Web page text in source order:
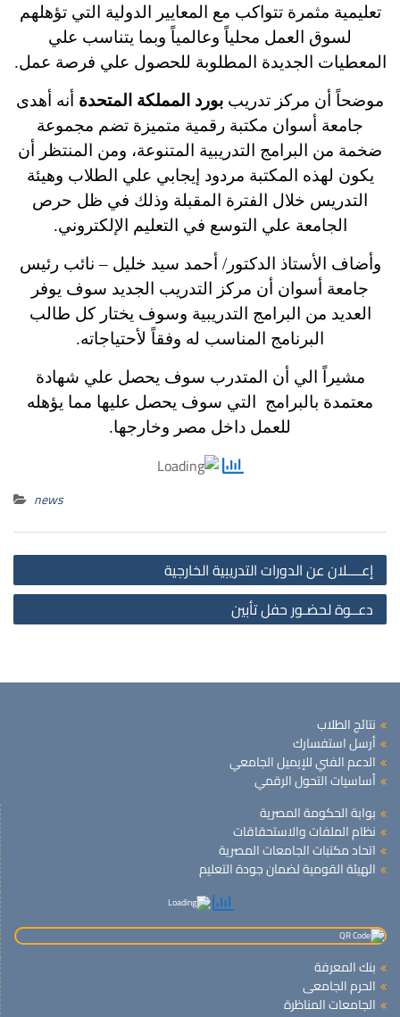
تعليمية مثمرة تتواكب مع المعايير الدولية التي تؤهلهم
لسوق العمل محلياً وعالمياً وبما يتناسب علي
المعطيات الجديدة المطلوبة للحصول علي فرصة عمل.
موضحاً أن مركز تدريب بورد المملكة المتحدة أنه أهدى
جامعة أسوان مكتبة رقمية متميزة تضم مجموعة
ضخمة من البرامج التدريبية المتنوعة، ومن المنتظر أن
يكون لهذه المكتبة مردود إيجابي علي الطلاب وهيئة
التدريس خلال الفترة المقبلة وذلك في ظل حرص
الجامعة علي التوسع في التعليم الإلكتروني.
وأضاف الأستاذ الدكتور/ أحمد سيد خليل – نائب رئيس
جامعة أسوان أن مركز التدريب الجديد سوف يوفر
العديد من البرامج التدريبية وسوف يختار كل طالب
البرنامج المناسب له وفقاً لأحتياجاته.
مشيراً الي أن المتدرب سوف يحصل علي شهادة
معتمدة بالبرامج التي سوف يحصل عليها مما يؤهله
للعمل داخل مصر وخارجها.
news
إعــــلان عن الدورات التدريبية الخارجية
دعــوة لحضـور حفل تأبين
نتائج الطلاب
أرسل استفسارك
الدعم الفني للإيميل الجامعي
أساسيات التحول الرقمي
بوابة الحكومة المصرية
نظام الملفات والاستحقاقات
اتحاد مكتبات الجامعات المصرية
الهيئة القومية لضمان جودة التعليم
بنك المعرفة
الحرم الجامعى
الجامعات المناظرة